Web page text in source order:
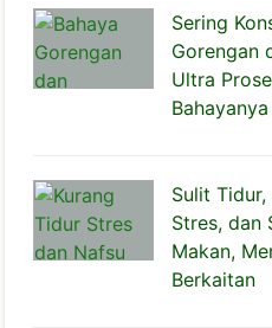
Sering
Gorengan
Ultra
Bahayanya
Sulit Tidur,
Stres, dan
Makan,
Berkaitan